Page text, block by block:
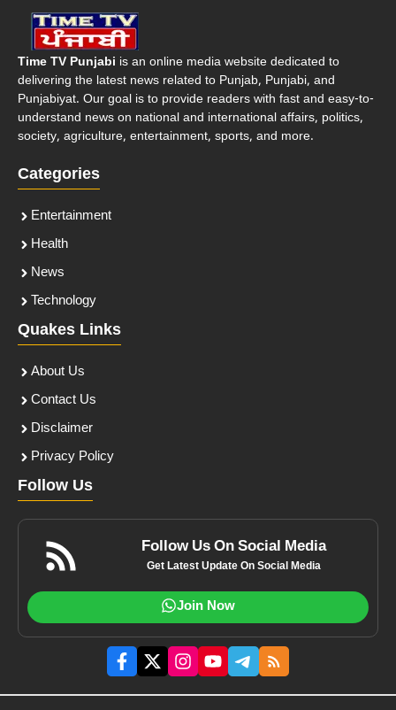
Time TV Punjabi is an online media website dedicated to
delivering the latest news related to Punjab, Punjabi, and
Punjabiyat. Our goal is to provide readers with fast and easy-to-
understand news on national and international affairs, politics,
society, agriculture, entertainment, sports, and more.
Categories
Entertainment
Health
News
Technology
Quakes Links
About Us
Contact Us
Disclaimer
Privacy Policy
Follow Us
Follow Us On Social Media
Get Latest Update On Social Media
Join Now